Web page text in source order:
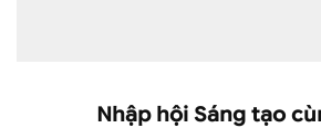
Nhập hội Sáng tạo